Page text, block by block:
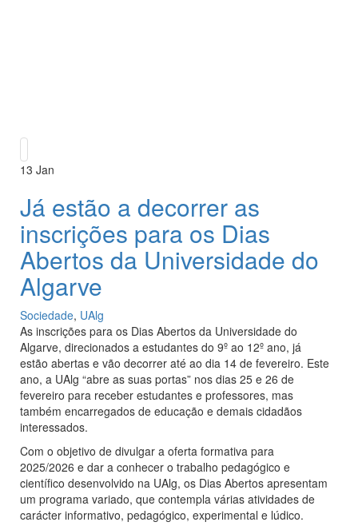
13 Jan
Já estão a decorrer as
inscrições para os Dias
Abertos da Universidade do
Algarve
Sociedade, UAlg
As inscrições para os Dias Abertos da Universidade do
Algarve, direcionados a estudantes do 9º ao 12º ano, já
estão abertas e vão decorrer até ao dia 14 de fevereiro. Este
ano, a UAlg “abre as suas portas” nos dias 25 e 26 de
fevereiro para receber estudantes e professores, mas
também encarregados de educação e demais cidadãos
interessados.
Com o objetivo de divulgar a oferta formativa para
2025/2026 e dar a conhecer o trabalho pedagógico e
científico desenvolvido na UAlg, os Dias Abertos apresentam
um programa variado, que contempla várias atividades de
carácter informativo, pedagógico, experimental e lúdico.